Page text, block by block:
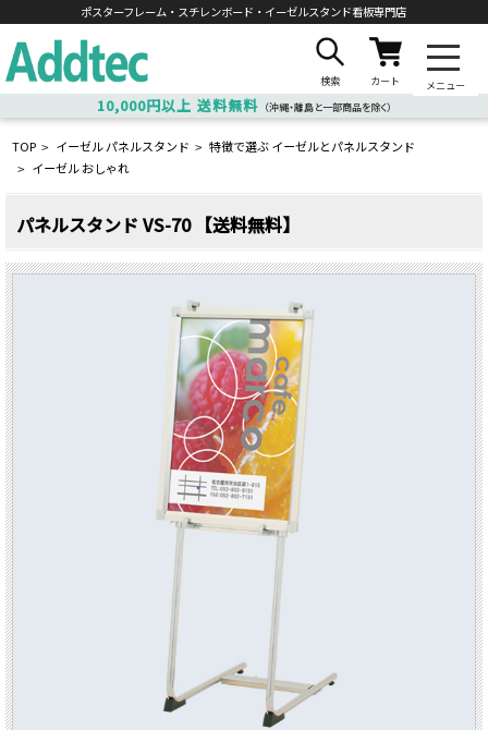
ポスターフレーム・スチレンボード・ イーゼルスタンド看板専門店
検索 カート メニュー
10,000円以上 送料無料 （沖縄・離島と一部商品を除く）
TOP > イーゼル パネルスタンド > 特徴で選ぶ イーゼルとパネルスタンド
> イーゼル おしゃれ
パネルスタンド VS-70 【送料無料】